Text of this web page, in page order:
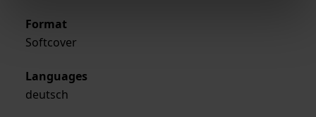
Format
Softcover
Languages
deutsch